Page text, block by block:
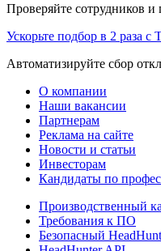
Проверяйте сотрудников
Ускорьте подбор в 2 раза с
Автоматизируйте сбор
О компании
Наши вакансии
Партнерам
Реклама на сайте
Новости и статьи
Инвесторам
Кандидаты по
Производственный
Требования к ПО
Безопасный